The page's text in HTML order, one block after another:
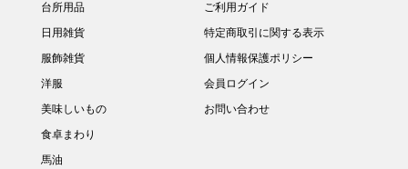
台所用品
日用雑貨
服飾雑貨
洋服
美味しいもの
食卓まわり
馬油
ご利用ガイド
特定商取引に関する表示
個人情報保護ポリシー
会員ログイン
お問い合わせ